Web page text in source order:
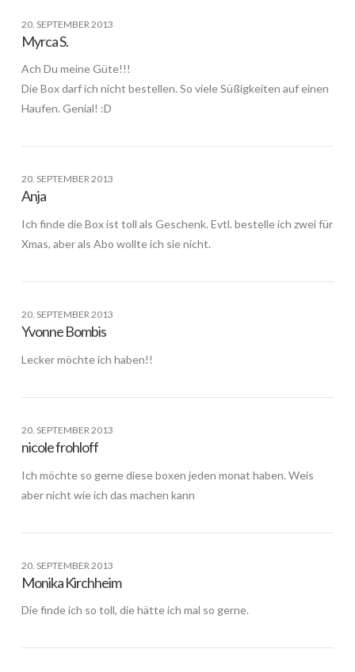
20. SEPTEMBER 2013
Myrca S.
Ach Du meine Güte!!!
Die Box darf ich nicht bestellen. So viele Süßigkeiten auf einen
Haufen. Genial! :D
20. SEPTEMBER 2013
Anja
Ich finde die Box ist toll als Geschenk. Evtl. bestelle ich zwei für
Xmas, aber als Abo wollte ich sie nicht.
20. SEPTEMBER 2013
Yvonne Bombis
Lecker möchte ich haben!!
20. SEPTEMBER 2013
nicole frohloff
Ich möchte so gerne diese boxen jeden monat haben. Weis
aber nicht wie ich das machen kann
20. SEPTEMBER 2013
Monika Kirchheim
Die finde ich so toll, die hätte ich mal so gerne.